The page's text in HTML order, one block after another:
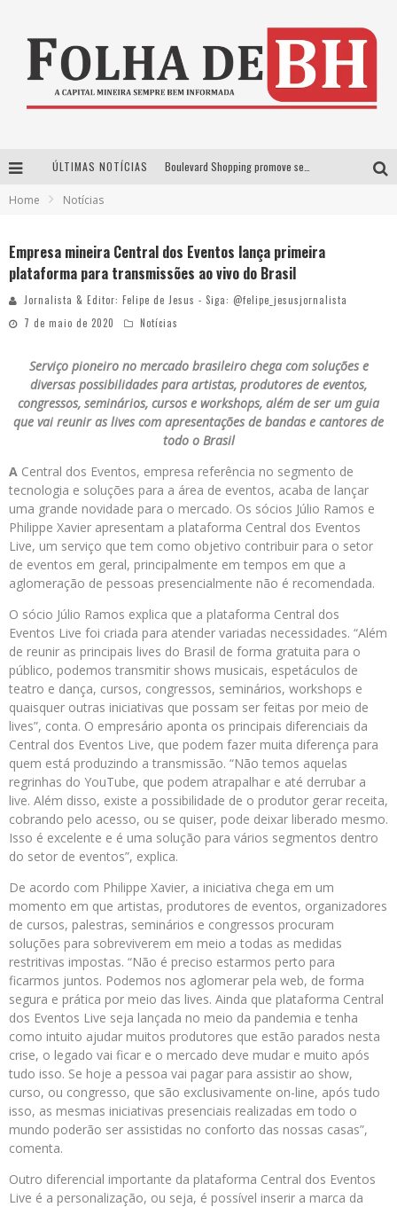
ÚLTIMAS NOTÍCIAS
Home Notícias
Empresa mineira Central dos Eventos lança primeira
plataforma para transmissões ao vivo do Brasil
Jornalista & Editor: Felipe de Jesus - Siga: @felipe_jesusjornalista
7 de maio de 2020
Notícias
Serviço pioneiro no mercado brasileiro chega com soluções e
diversas possibilidades para artistas, produtores de eventos,
congressos, seminários, cursos e workshops, além de ser um guia
que vai reunir as lives com apresentações de bandas e cantores de
todo o Brasil
A Central dos Eventos, empresa referência no segmento de
tecnologia e soluções para a área de eventos, acaba de lançar
uma grande novidade para o mercado. Os sócios Júlio Ramos e
Philippe Xavier apresentam a plataforma Central dos Eventos
Live, um serviço que tem como objetivo contribuir para o setor
de eventos em geral, principalmente em tempos em que a
aglomeração de pessoas presencialmente não é recomendada.
O sócio Júlio Ramos explica que a plataforma Central dos
Eventos Live foi criada para atender variadas necessidades. “Além
de reunir as principais lives do Brasil de forma gratuita para o
público, podemos transmitir shows musicais, espetáculos de
teatro e dança, cursos, congressos, seminários, workshops e
quaisquer outras iniciativas que possam ser feitas por meio de
lives”, conta. O empresário aponta os principais diferenciais da
Central dos Eventos Live, que podem fazer muita diferença para
quem está produzindo a transmissão. “Não temos aquelas
regrinhas do YouTube, que podem atrapalhar e até derrubar a
live. Além disso, existe a possibilidade de o produtor gerar receita,
cobrando pelo acesso, ou se quiser, pode deixar liberado mesmo.
Isso é excelente e é uma solução para vários segmentos dentro
do setor de eventos”, explica.
De acordo com Philippe Xavier, a iniciativa chega em um
momento em que artistas, produtores de eventos, organizadores
de cursos, palestras, seminários e congressos procuram
soluções para sobreviverem em meio a todas as medidas
restritivas impostas. “Não é preciso estarmos perto para
ficarmos juntos. Podemos nos aglomerar pela web, de forma
segura e prática por meio das lives. Ainda que plataforma Central
dos Eventos Live seja lançada no meio da pandemia e tenha
como intuito ajudar muitos produtores que estão parados nesta
crise, o legado vai ficar e o mercado deve mudar e muito após
tudo isso. Se hoje a pessoa vai pagar para assistir ao show,
curso, ou congresso, que são exclusivamente on-line, após tudo
isso, as mesmas iniciativas presenciais realizadas em todo o
mundo poderão ser assistidas no conforto das nossas casas”,
comenta.
Outro diferencial importante da plataforma Central dos Eventos
Live é a personalização, ou seja, é possível inserir a marca da